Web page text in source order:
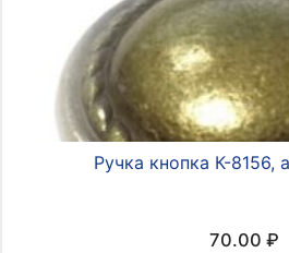
Ручка кнопка К-8156,
70.00 ₽